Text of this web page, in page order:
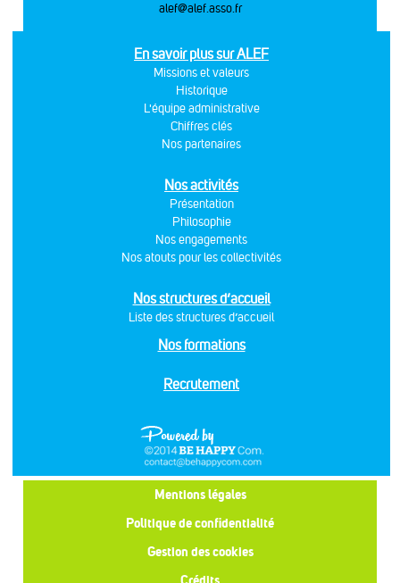
alef@alef.asso.fr
En savoir plus sur ALEF
Missions et valeurs
Historique
L'équipe administrative
Chiffres clés
Nos partenaires
Nos activités
Présentation
Philosophie
Nos engagements
Nos atouts pour les collectivités
Nos structures d’accueil
Liste des structures d’accueil
Nos formations
Recrutement
Mentions légales
Politique de confidentialité
Gestion des cookies